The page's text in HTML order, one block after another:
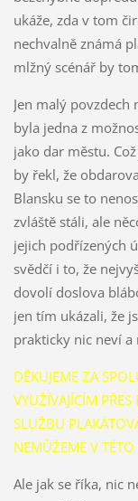
ukáže, zda v tom
nechvalně známá
mlžný scénář by
Jen malý
byla jedna z
jako dar městu.
by řekl, že
Blansku se to
zvláště stáli, ale
jejich podřízených
svědčí i to, že
dovolí doslova
jen tím ukázali, že
prakticky nic neví a
DĚKUJEME ZA
VYUŽÍVAJÍCÍM
SLUŽBU
NEMŮŽEME V
Ale jak se říka, nic